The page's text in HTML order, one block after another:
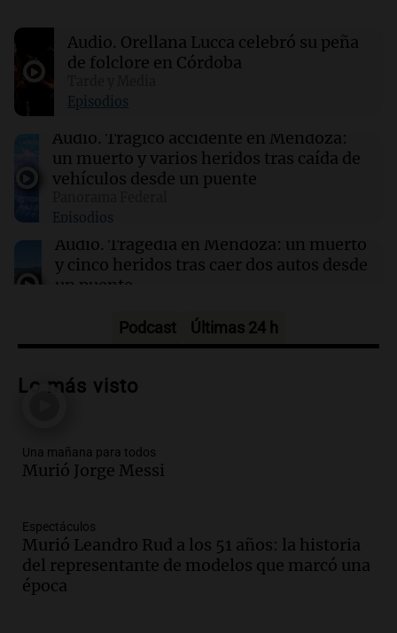
Japón
17:47
Conductores demandan a Mercedes AMG por
quemaduras ocasionadas por el logotipo del
vehículo
17:43 Deportes
Estudiantes y se posiciona en la tabla
Audio. Orellana Lucca celebró su peña
de folclore en Córdoba
Episodios
Audio. Trágico accidente en Mendoza:
un muerto y varios heridos tras caída de
vehículos desde un puente
Episodios
Audio. Tragedia en Mendoza: un muerto
y cinco heridos tras caer dos autos desde
un puente
Audio.Messi llegará esta noche a
tras la muerte de su papá
Audio.Ley de Propiedad Privada: el revés
en el Congreso expuso una debilidad
Episodios
Audio.Casabindo se prepara para una
celebración única: 30.000 turistas y el
Podcast Últimas 24 h
Lo más visto
Una mañana para todos
Murió Jorge Messi
Espectáculos
Murió Leandro Rud a los 51 años: la historia
del representante de modelos que marcó una
época